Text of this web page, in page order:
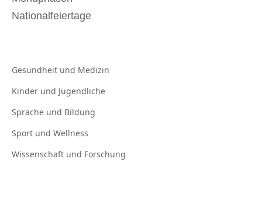
Nationalfeiertage
Gesundheit und Medizin
Kinder und Jugendliche
Sprache und Bildung
Sport und Wellness
Wissenschaft und Forschung